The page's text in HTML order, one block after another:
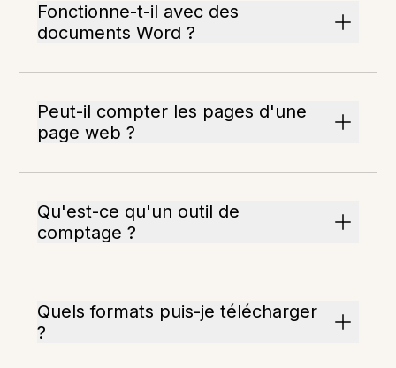
Fonctionne-t-il avec des
documents Word ?
Peut-il compter les pages d'une
page web ?
Qu'est-ce qu'un outil de
comptage ?
Quels formats puis-je télécharger
?